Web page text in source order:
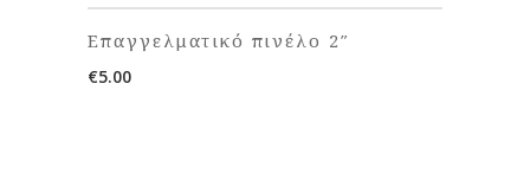
Επαγγελματικό πινέλο 2″
€5.00